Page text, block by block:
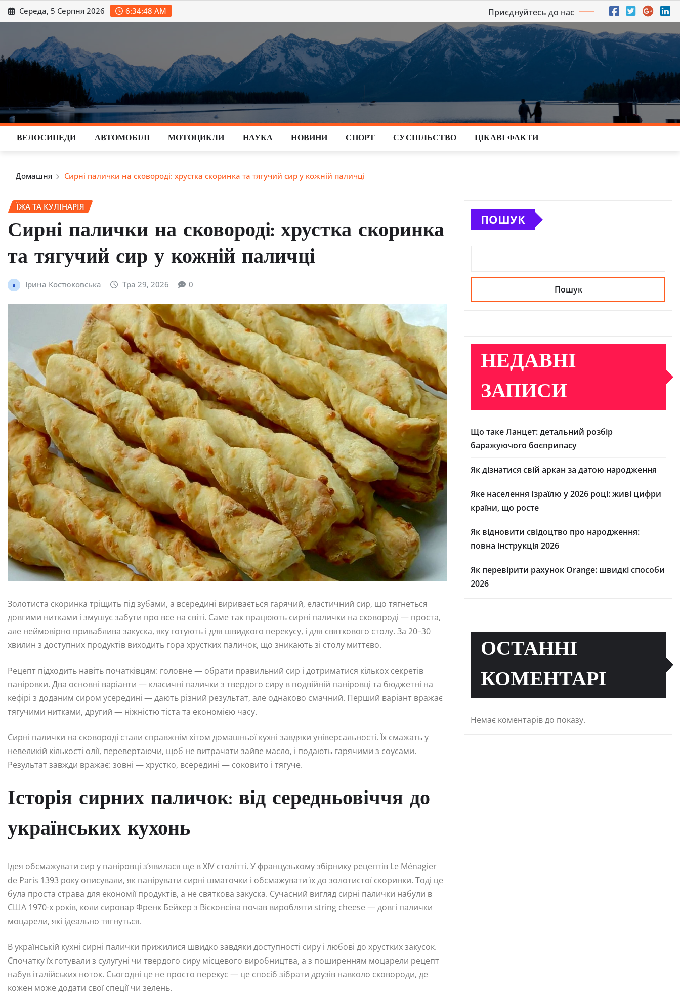
Перейти
до
Середа, 5 Серпня 2026 6:34:49 AM Приєднуйтесь до нас
ВЕЛОСИПЕДИ АВТОМОБІЛІ МОТОЦИКЛИ НАУКА НОВИНИ СПОРТ СУСПІЛЬСТВО ЦІКАВІ ФАКТИ
Домашня Сирні палички на сковороді: хрустка скоринка та тягучий сир у кожній паличці
ЇЖА ТА КУЛІНАРІЯ
Сирні палички на сковороді: хрустка скоринка
та тягучий сир у кожній паличці
Ірина Костюковська Тра 29, 2026 0
Золотиста скоринка тріщить під зубами, а всередині виривається гарячий, еластичний сир, що тягнеться
довгими нитками і змушує забути про все на світі. Саме так працюють сирні палички на сковороді — проста,
але неймовірно приваблива закуска, яку готують і для швидкого перекусу, і для святкового столу. За 20–30
хвилин з доступних продуктів виходить гора хрустких паличок, що зникають зі столу миттєво.
Рецепт підходить навіть початківцям: головне — обрати правильний сир і дотриматися кількох секретів
паніровки. Два основні варіанти — класичні палички з твердого сиру в подвійній паніровці та бюджетні на
кефірі з доданим сиром усередині — дають різний результат, але однаково смачний. Перший варіант вражає
тягучими нитками, другий — ніжністю тіста та економією часу.
Сирні палички на сковороді стали справжнім хітом домашньої кухні завдяки універсальності. Їх смажать у
невеликій кількості олії, перевертаючи, щоб не витрачати зайве масло, і подають гарячими з соусами.
Результат завжди вражає: зовні — хрустко, всередині — соковито і тягуче.
Історія сирних паличок: від середньовіччя до
українських кухонь
Ідея обсмажувати сир у паніровці з’явилася ще в XIV столітті. У французькому збірнику рецептів Le Ménagier
de Paris 1393 року описували, як панірувати сирні шматочки і обсмажувати їх до золотистої скоринки. Тоді це
була проста страва для економії продуктів, а не святкова закуска. Сучасний вигляд сирні палички набули в
США 1970-х років, коли сировар Френк Бейкер з Вісконсіна почав виробляти string cheese — довгі палички
моцарели, які ідеально тягнуться.
В українській кухні сирні палички прижилися швидко завдяки доступності сиру і любові до хрустких закусок.
Спочатку їх готували з сулугуні чи твердого сиру місцевого виробництва, а з поширенням моцарели рецепт
набув італійських ноток. Сьогодні це не просто перекус — це спосіб зібрати друзів навколо сковороди, де
кожен може додати свої спеції чи зелень.
ПОШУК
Пошук
НЕДАВНІ
ЗАПИСИ
Що таке Ланцет: детальний розбір
баражуючого боєприпасу
Як дізнатися свій аркан за датою народження
Яке населення Ізраїлю у 2026 році: живі цифри
країни, що росте
Як відновити свідоцтво про народження:
повна інструкція 2026
Як перевірити рахунок Orange: швидкі способи
2026
ОСТАННІ
КОМЕНТАРІ
Немає коментарів до показу.